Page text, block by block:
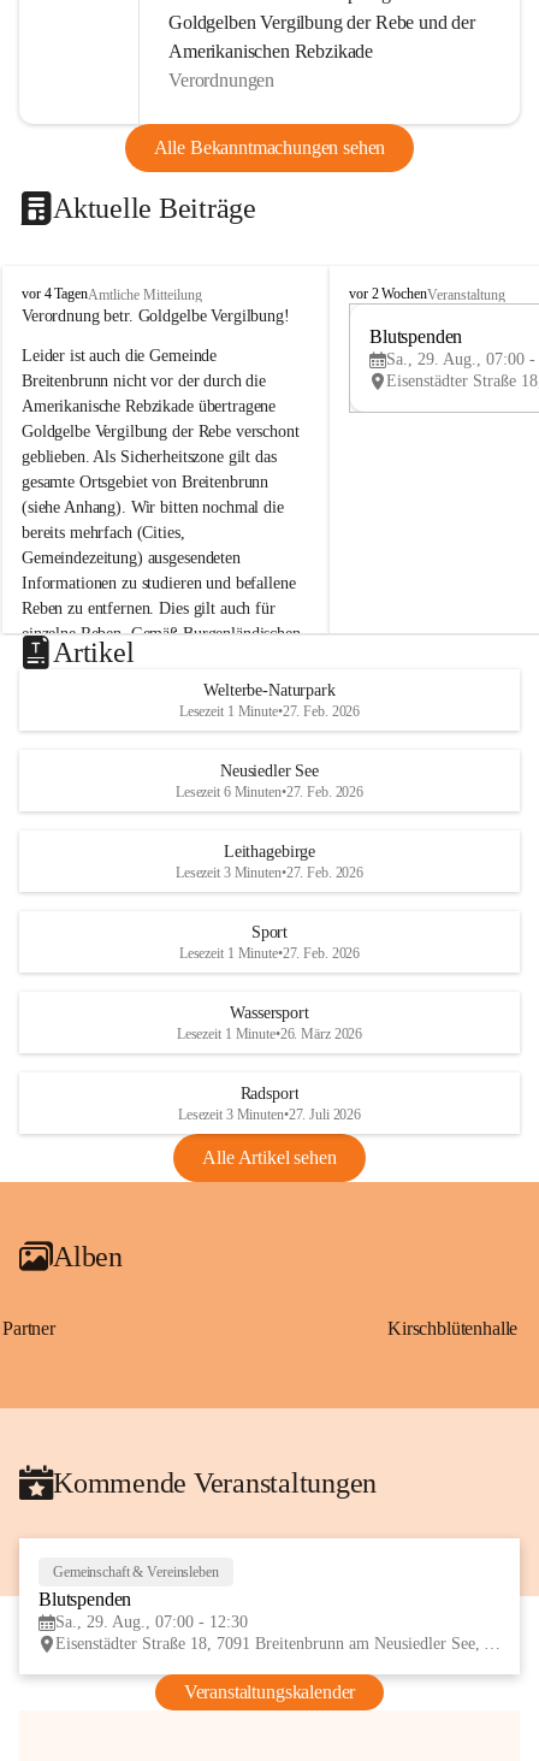
Goldgelben Vergilbung der Rebe und der
Amerikanischen Rebzikade
Verordnungen
Alle Bekanntmachungen sehen
Aktuelle Beiträge
B
r
i
t
e
n
b
r
u
n
n
a
m
N
e
u
s
d
S
vor 4 TagenAmtliche Mitteilung
Verordnung betr. Goldgelbe Vergilbung!
Leider ist auch die Gemeinde
Breitenbrunn nicht vor der durch die
Amerikanische Rebzikade übertragene
Goldgelbe Vergilbung der Rebe verschont
geblieben. Als Sicherheitszone gilt das
gesamte Ortsgebiet von Breitenbrunn
(siehe Anhang). Wir bitten nochmal die
bereits mehrfach (Cities,
Gemeindezeitung) ausgesendeten
Informationen zu studieren und befallene
Reben zu entfernen. Dies gilt auch für
einzelne Reben. Gemäß Burgenländischen
Weinbaugesetz sind nicht gepflegte oder
unzulässige Weingärten zu roden! Bitte
helfen wir zusammen um unsere Winzer
vor den prognostizierten Ernteausfällen
und den daraus folgenden wirtschaftlichen
Maßnahmen zur Bekämpfung
Rebe und der Amerikanischen
Anhang VBl. EU Nr. 18
1 Seite•1,4 MB
VBl. EU Nr. 18_2026
B
e
u
e
d
r
S
vor 2 WochenVeranstaltung
Blutspenden
Sa., 29. Aug., 07:00 -
Artikel
Welterbe-Naturpark
Lesezeit 1 Minute•27. Feb. 2026
Neusiedler See
Lesezeit 6 Minuten•27. Feb. 2026
Leithagebirge
Lesezeit 3 Minuten•27. Feb. 2026
Sport
Lesezeit 1 Minute•27. Feb. 2026
Wassersport
Lesezeit 1 Minute•26. März 2026
Radsport
Lesezeit 3 Minuten•27. Juli 2026
Alle Artikel sehen
Alben
Partner Kirschblütenhalle
Kommende Veranstaltungen
Gemeinschaft & Vereinsleben
Blutspenden
Sa., 29. Aug., 07:00 - 12:30
Eisenstädter Straße 18, 7091 Breitenbrunn am Neusiedler See, AUT
Veranstaltungskalender